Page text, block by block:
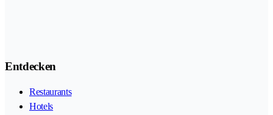
Entdecken
Restaurants
Hotels